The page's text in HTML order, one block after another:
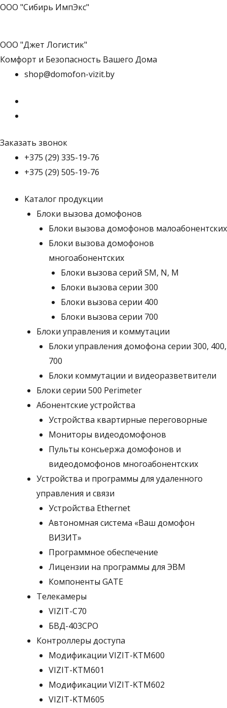
ООО "Сибирь ИмпЭкс"
ООО "Джет Логистик"
Комфорт и Безопасность Вашего Дома
shop@domofon-vizit.by
Заказать звонок
+375 (29) 335-19-76
+375 (29) 505-19-76
Каталог продукции
Блоки вызова домофонов
Блоки вызова домофонов малоабонентских
Блоки вызова домофонов
многоабонентских
Блоки вызова серий SM, N, M
Блоки вызова серии 300
Блоки вызова серии 400
Блоки вызова серии 700
Блоки управления и коммутации
Блоки управления домофона серии 300, 400,
700
Блоки коммутации и видеоразветвители
Блоки серии 500 Perimeter
Абонентские устройства
Устройства квартирные переговорные
Мониторы видеодомофонов
Пульты консьержа домофонов и
видеодомофонов многоабонентских
Устройства и программы для удаленного
управления и связи
Устройства Ethernet
Автономная система «Ваш домофон
ВИЗИТ»
Программное обеспечение
Лицензии на программы для ЭВМ
Компоненты GATE
Телекамеры
VIZIT-C70
БВД-403СРО
Контроллеры доступа
Модификации VIZIT-KTM600
VIZIT-KTM601
Модификации VIZIT-KTM602
VIZIT-KTM605